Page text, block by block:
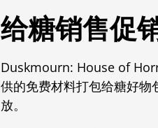
给糖销售促
Duskmourn: House of
供的免费材料打包给糖好
放。